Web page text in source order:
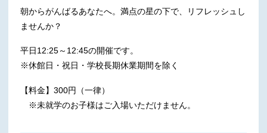
朝からがんばるあなたへ。満点の星の下で、リフレッシュし
ませんか？
平日12:25～12:45の開催です。
※休館日・祝日・学校長期休業期間を除く
【料金】300円（一律）
※未就学のお子様はご入場いただけません。